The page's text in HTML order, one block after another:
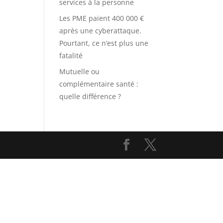
services à la personne
Les PME paient 400 000 €
après une cyberattaque.
Pourtant, ce n’est plus une
fatalité
Mutuelle ou
complémentaire santé :
quelle différence ?